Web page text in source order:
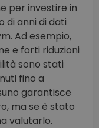
per investire in
di anni di dati
Ad esempio,
e forti riduzioni
sono stati
fino a
garantisce
ma se è stato
valutarlo.